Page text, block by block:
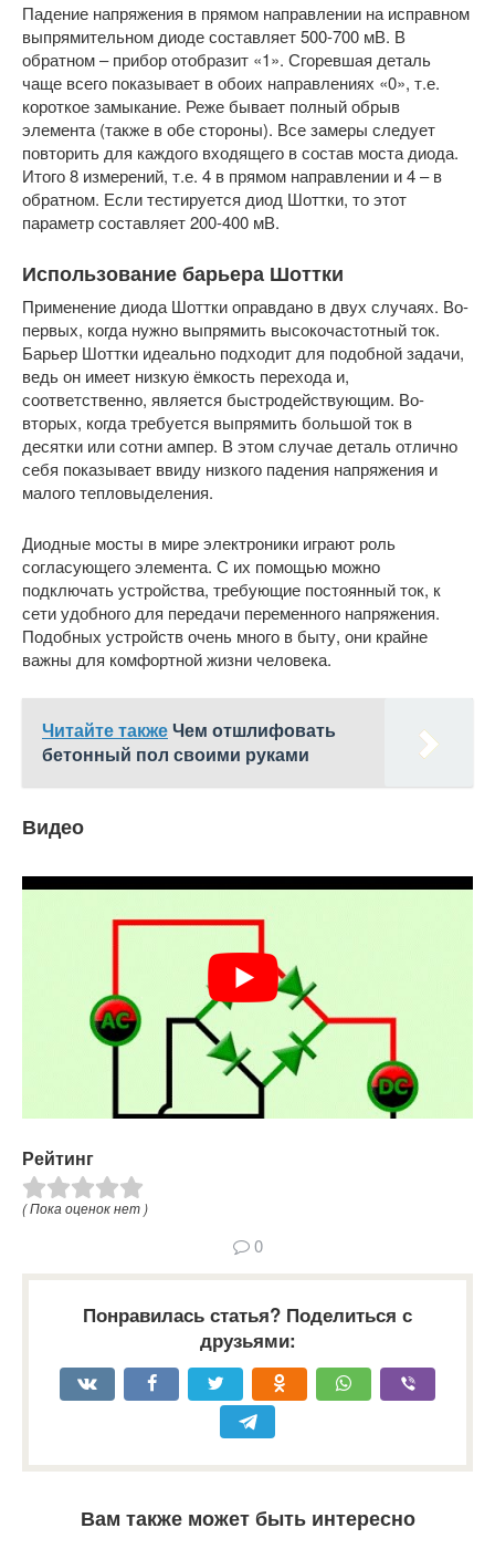
Падение напряжения в прямом направлении на исправном
выпрямительном диоде составляет 500-700 мВ. В
обратном – прибор отобразит «1». Сгоревшая деталь
чаще всего показывает в обоих направлениях «0», т.е.
короткое замыкание. Реже бывает полный обрыв
элемента (также в обе стороны). Все замеры следует
повторить для каждого входящего в состав моста диода.
Итого 8 измерений, т.е. 4 в прямом направлении и 4 – в
обратном. Если тестируется диод Шоттки, то этот
параметр составляет 200-400 мВ.
Использование барьера Шоттки
Применение диода Шоттки оправдано в двух случаях. Во-
первых, когда нужно выпрямить высокочастотный ток.
Барьер Шоттки идеально подходит для подобной задачи,
ведь он имеет низкую ёмкость перехода и,
соответственно, является быстродействующим. Во-
вторых, когда требуется выпрямить большой ток в
десятки или сотни ампер. В этом случае деталь отлично
себя показывает ввиду низкого падения напряжения и
малого тепловыделения.
Диодные мосты в мире электроники играют роль
согласующего элемента. С их помощью можно
подключать устройства, требующие постоянный ток, к
сети удобного для передачи переменного напряжения.
Подобных устройств очень много в быту, они крайне
важны для комфортной жизни человека.
Читайте такжеЧем отшлифовать
бетонный пол своими руками
Видео
Рейтинг
( Пока оценок нет )
0
Понравилась статья? Поделиться с
друзьями:
Вам также может быть интересно